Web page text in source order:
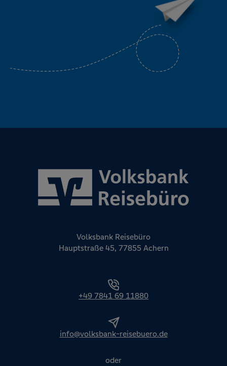
Volksbank Reisebüro
Hauptstraße 45, 77855 Achern
+49 7841 69 11880
info@volksbank-reisebuero.de
oder